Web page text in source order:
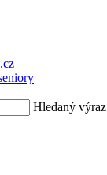
Hledaný výraz